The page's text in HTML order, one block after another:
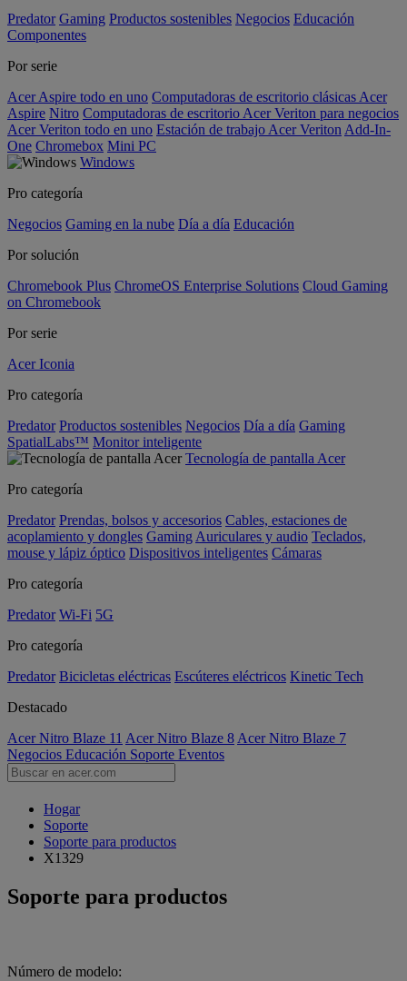
Predator Gaming Productos sostenibles Negocios Educación
Componentes
Por serie
Acer Aspire todo en uno Computadoras de escritorio clásicas Acer
Aspire Nitro Computadoras de escritorio Acer Veriton para negocios
Acer Veriton todo en uno Estación de trabajo Acer Veriton Add-In-
One Chromebox Mini PC
Windows
Pro categoría
Negocios Gaming en la nube Día a día Educación
Por solución
Chromebook Plus ChromeOS Enterprise Solutions Cloud Gaming
on Chromebook
Por serie
Acer Iconia
Pro categoría
Predator Productos sostenibles Negocios Día a día Gaming
SpatialLabs™ Monitor inteligente
Tecnología de pantalla Acer
Pro categoría
Predator Prendas, bolsos y accesorios Cables, estaciones de
acoplamiento y dongles Gaming Auriculares y audio Teclados,
mouse y lápiz óptico Dispositivos inteligentes Cámaras
Pro categoría
Predator Wi-Fi 5G
Pro categoría
Predator Bicicletas eléctricas Escúteres eléctricos Kinetic Tech
Destacado
Acer Nitro Blaze 11 Acer Nitro Blaze 8 Acer Nitro Blaze 7
Negocios Educación Soporte Eventos
Hogar
Soporte
Soporte para productos
X1329
Soporte para productos
Número de modelo: